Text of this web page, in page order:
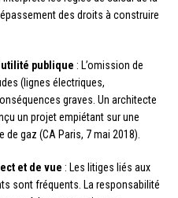
des droits à construire
publique : L’omission de
(lignes électriques,
graves. Un architecte
un projet empiétant sur une
de gaz (CA Paris, 7 mai 2018).
et de vue : Les litiges liés aux
sont fréquents. La responsabilité